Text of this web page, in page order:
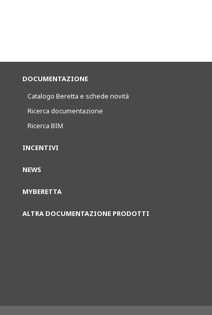
DOCUMENTAZIONE
Catalogo Beretta e schede novità
Ricerca documentazione
Ricerca BIM
INCENTIVI
NEWS
MYBERETTA
ALTRA DOCUMENTAZIONE PRODOTTI